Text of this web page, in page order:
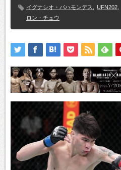
イグナシオ・バハモンデス
UFN202
ロン・チュウ